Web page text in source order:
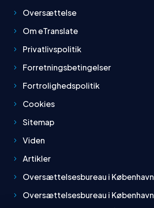
Om eTranslate
Privatlivspolitik
Forretningsbetingelser
Fortrolighedspolitik
Cookies
Sitemap
Viden
Artikler
Oversættelsesbureau i København
Oversættelsesbureau i København
Oversættelsesbureau i Århus